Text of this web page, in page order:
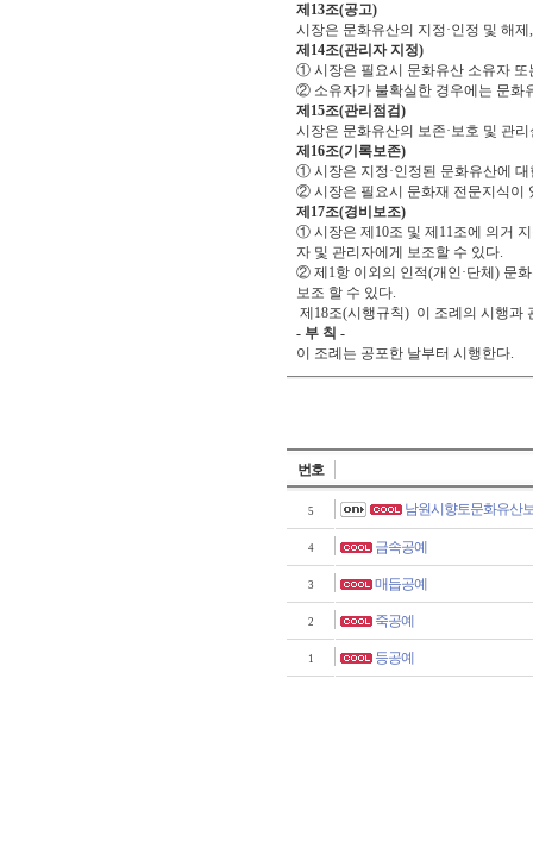
제13조(공고)
시장은 문화유산의 지정·인정 및 해
제14조(관리자 지정)
① 시장은 필요시 문화유산 소유자 또
② 소유자가 불확실한 경우에는 문화
제15조(관리점검)
시장은 문화유산의 보존·보호 및 관
제16조(기록보존)
① 시장은 지정·인정된 문화유산에
② 시장은 필요시 문화재 전문지식이
제17조(경비보조)
① 시장은 제10조 및 제11조에 의거
자 및 관리자에게 보조할 수 있다.
② 제1항 이외의 인적(개인·단체) 문
보조 할 수 있다.
제18조(시행규칙) 이 조례의 시행과
- 부 칙 -
이 조례는 공포한 날부터 시행한다.
번호
5 남원시향토문화유산
4 금속공예
3 매듭공예
2 죽공예
1 등공예